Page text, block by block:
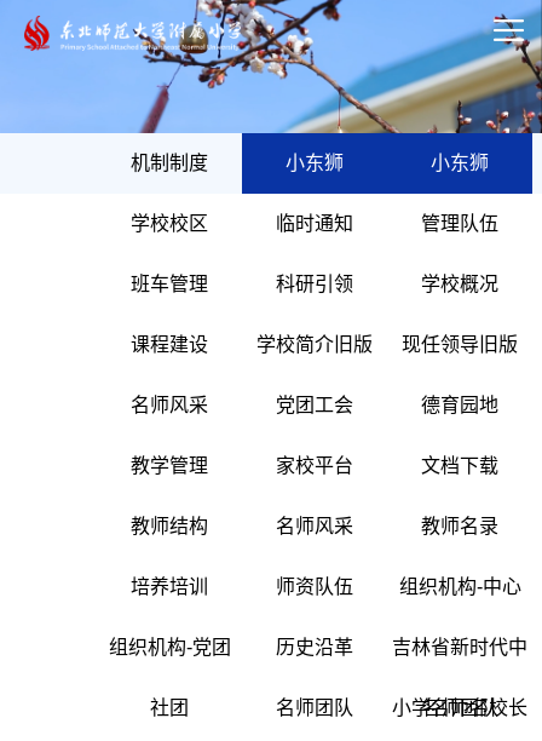
机制制度 小东狮 小东狮
学校校区 临时通知 管理队伍
班车管理 科研引领 学校概况
课程建设 学校简介旧版 现任领导旧版
名师风采 党团工会 德育园地
教学管理 家校平台 文档下载
教师结构 名师风采 教师名录
培养培训 师资队伍 组织机构-中心
组织机构-党团 历史沿革 吉林省新时代中
小学名师名校长
社团 名师团队 名师团队